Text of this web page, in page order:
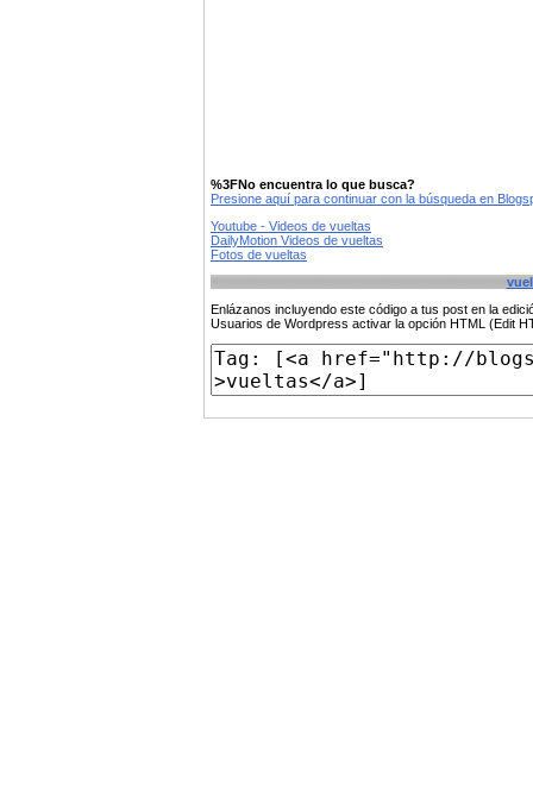
%3FNo encuentra lo que busca?
Presione aquí para continuar con la búsqueda en
Youtube - Videos de vueltas
DailyMotion Videos de vueltas
Fotos de vueltas
Enlázanos incluyendo este código a tus post en la
Usuarios de Wordpress activar la opción HTML (Edit